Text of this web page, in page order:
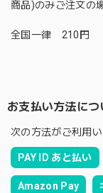
商品)のみご注文の
全国一律 210円
お支払い方法につ
次の方法がご利用い
PAY ID あと払い
Amazon Pay